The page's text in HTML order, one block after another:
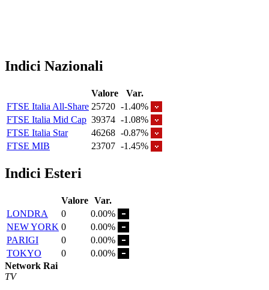
Indici Nazionali
Valore
Var.
FTSE Italia All-Share 25720 -1.40%
FTSE Italia Mid Cap 39374 -1.08%
FTSE Italia Star
46268 -0.87%
FTSE MIB
23707 -1.45%
Indici Esteri
Valore Var.
LONDRA
0
0.00%
NEW YORK 0
0.00%
PARIGI
0
0.00%
TOKYO
0
0.00%
Network Rai
TV